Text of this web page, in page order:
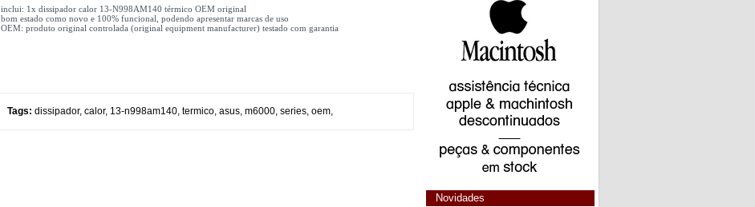
inclui: 1x dissipador calor 13-N998AM140 térmico OEM original
bom estado como novo e 100% funcional, podendo apresentar marcas de uso
OEM: produto original controlada (original equipment manufacturer) testado com garantia
Tags: dissipador, calor, 13-n998am140, termico, asus, m6000, series, oem,
Novidades